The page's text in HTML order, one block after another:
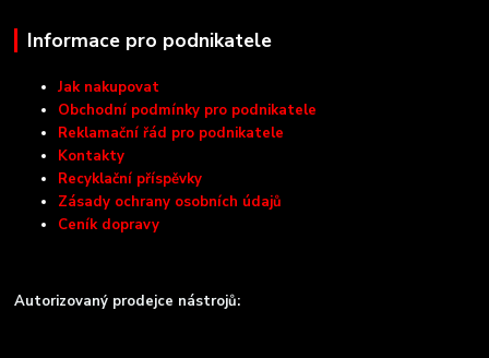
Informace pro podnikatele
Jak nakupovat
Obchodní podmínky pro podnikatele
Reklamační řád pro podnikatele
Kontakty
Recyklační příspěvky
Zásady ochrany osobních údajů
Ceník dopravy
Autorizovaný prodejce nástrojů: